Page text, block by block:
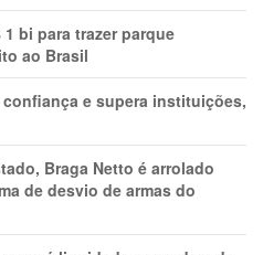
bi para trazer parque
ao Brasil
confiança e supera instituições,
Braga Netto é arrolado
de desvio de armas do